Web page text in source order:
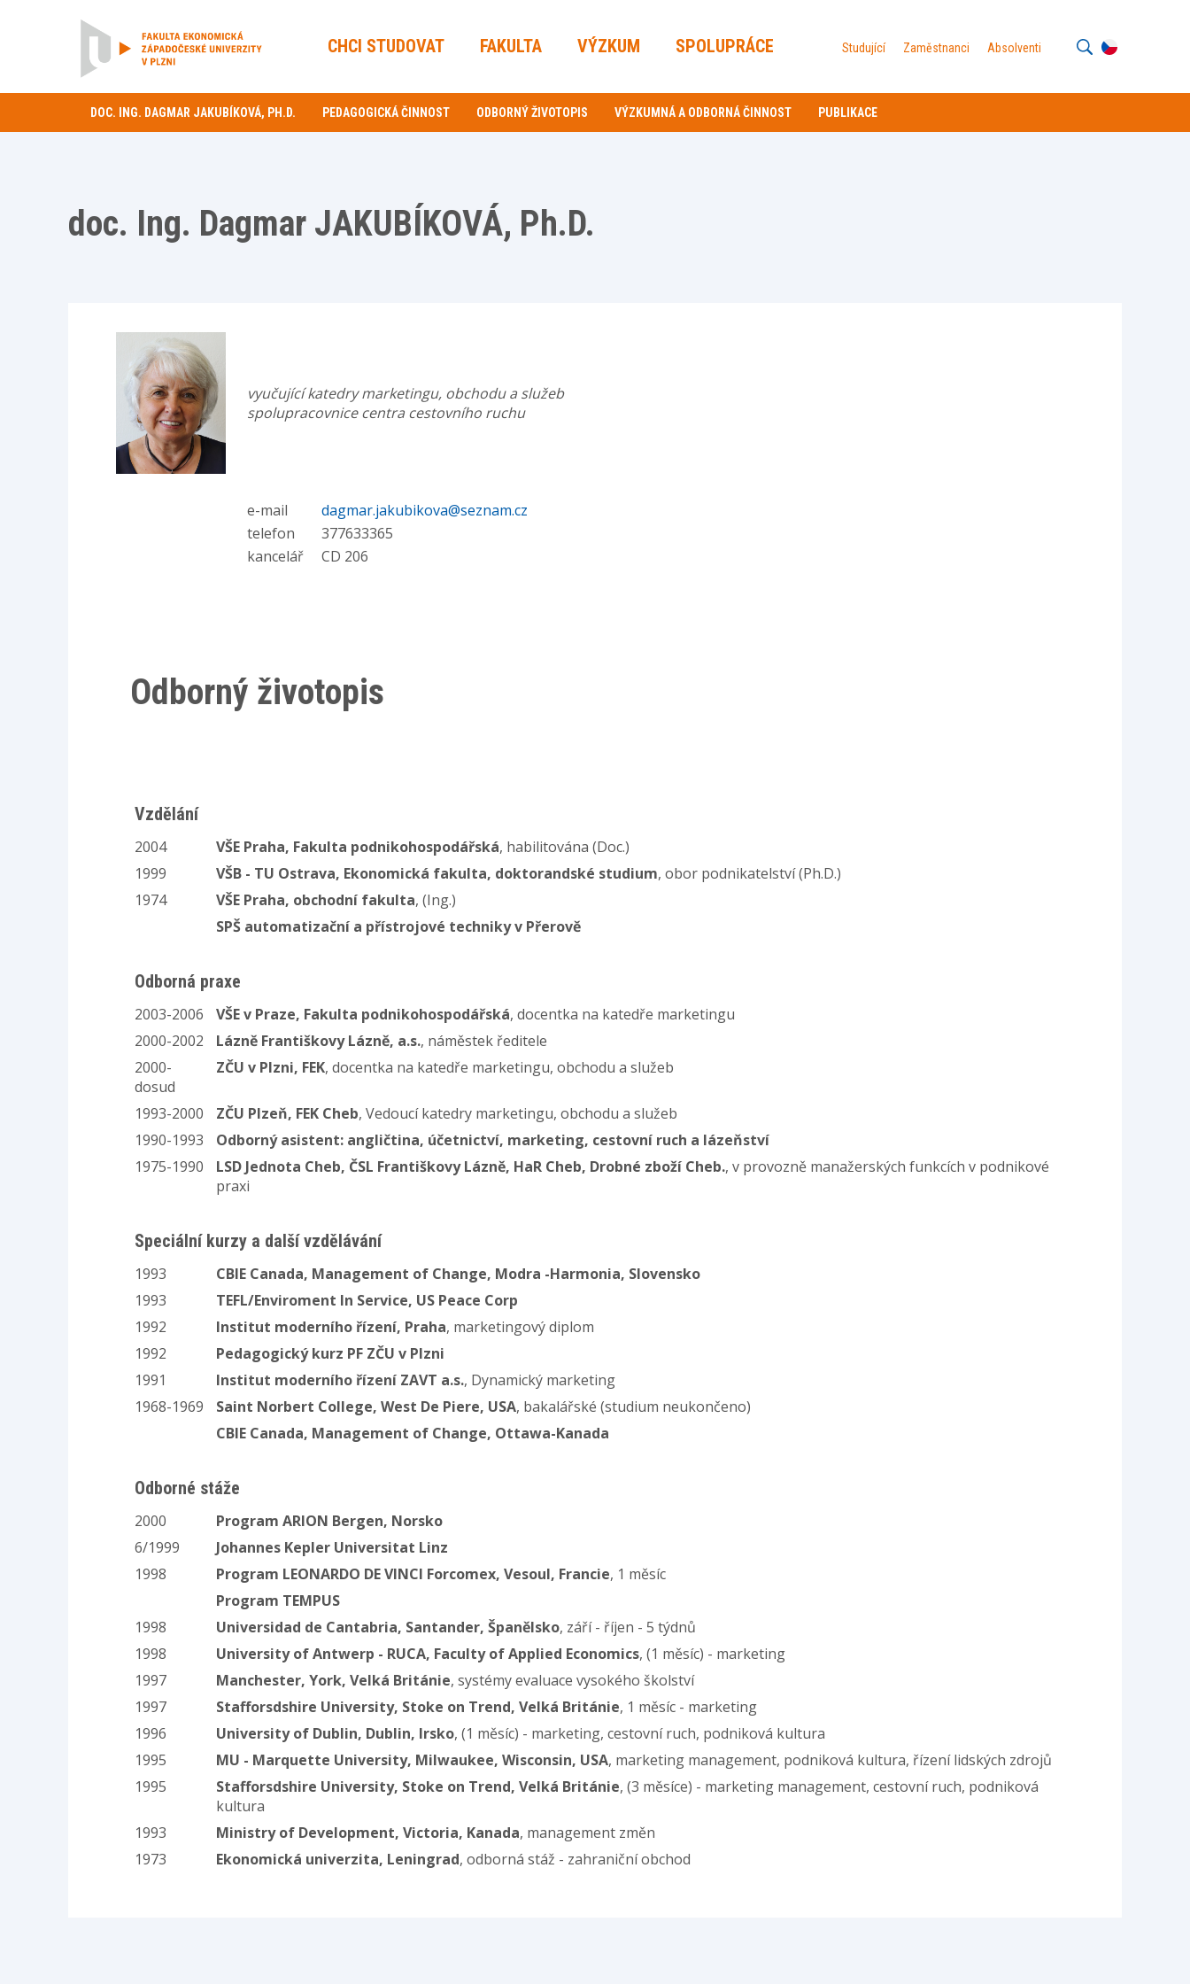
CHCI STUDOVAT FAKULTA VÝZKUM SPOLUPRÁCE Studující Zaměstnanci Absolventi
DOC. ING. DAGMAR JAKUBÍKOVÁ, PH.D. PEDAGOGICKÁ ČINNOST ODBORNÝ ŽIVOTOPIS VÝZKUMNÁ A ODBORNÁ ČINNOST PUBLIKACE
doc. Ing. Dagmar JAKUBÍKOVÁ, Ph.D.
vyučující katedry marketingu, obchodu a služeb
spolupracovnice centra cestovního ruchu
e-mail
dagmar.jakubikova@seznam.cz
telefon
377633365
kancelář
CD 206
Odborný životopis
Vzdělání
2004 VŠE Praha, Fakulta podnikohospodářská, habilitována (Doc.)
1999
VŠB - TU Ostrava, Ekonomická fakulta, doktorandské studium, obor podnikatelství (Ph.D.)
1974
VŠE Praha, obchodní fakulta, (Ing.)
SPŠ automatizační a přístrojové techniky v Přerově
Odborná praxe
2003-2006 VŠE v Praze, Fakulta podnikohospodářská, docentka na katedře marketingu
2000-2002
Lázně Františkovy Lázně, a.s., náměstek ředitele
2000-
dosud
ZČU v Plzni, FEK, docentka na katedře marketingu, obchodu a služeb
1993-2000 ZČU Plzeň, FEK Cheb, Vedoucí katedry marketingu, obchodu a služeb
1990-1993
Odborný asistent: angličtina, účetnictví, marketing, cestovní ruch a lázeňství
1975-1990
LSD Jednota Cheb, ČSL Františkovy Lázně, HaR Cheb, Drobné zboží Cheb., v provozně manažerských funkcích v podnikové
praxi
Speciální kurzy a další vzdělávání
1993
CBIE Canada, Management of Change, Modra -Harmonia, Slovensko
1993
TEFL/Enviroment In Service, US Peace Corp
1992
Institut moderního řízení, Praha, marketingový diplom
1992
Pedagogický kurz PF ZČU v Plzni
1991
Institut moderního řízení ZAVT a.s., Dynamický marketing
1968-1969
Saint Norbert College, West De Piere, USA, bakalářské (studium neukončeno)
CBIE Canada, Management of Change, Ottawa-Kanada
Odborné stáže
2000
Program ARION Bergen, Norsko
6/1999
Johannes Kepler Universitat Linz
1998
Program LEONARDO DE VINCI Forcomex, Vesoul, Francie, 1 měsíc
Program TEMPUS
1998
Universidad de Cantabria, Santander, Španělsko, září - říjen - 5 týdnů
1998
University of Antwerp - RUCA, Faculty of Applied Economics, (1 měsíc) - marketing
1997
Manchester, York, Velká Británie, systémy evaluace vysokého školství
1997
Stafforsdshire University, Stoke on Trend, Velká Británie, 1 měsíc - marketing
1996
University of Dublin, Dublin, Irsko, (1 měsíc) - marketing, cestovní ruch, podniková kultura
1995
MU - Marquette University, Milwaukee, Wisconsin, USA, marketing management, podniková kultura, řízení lidských zdrojů
1995
Stafforsdshire University, Stoke on Trend, Velká Británie, (3 měsíce) - marketing management, cestovní ruch, podniková
kultura
1993
Ministry of Development, Victoria, Kanada, management změn
1973
Ekonomická univerzita, Leningrad, odborná stáž - zahraniční obchod